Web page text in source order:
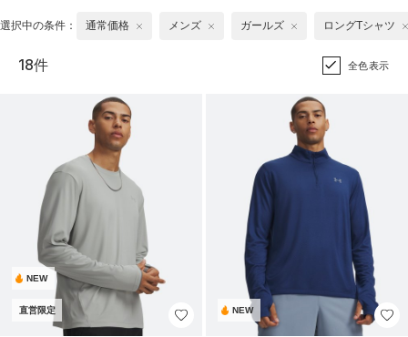
選択中の条件： 通常価格 メンズ ガールズ ロングTシャツ
18件 全色表示
NEW
直営限定 NEW